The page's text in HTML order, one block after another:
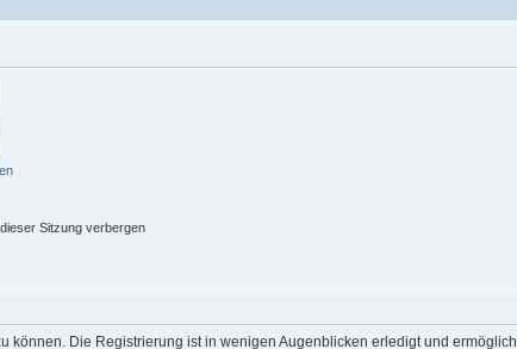
Sitzung verbergen
können. Die Registrierung ist in wenigen Augenblicken erledigt und